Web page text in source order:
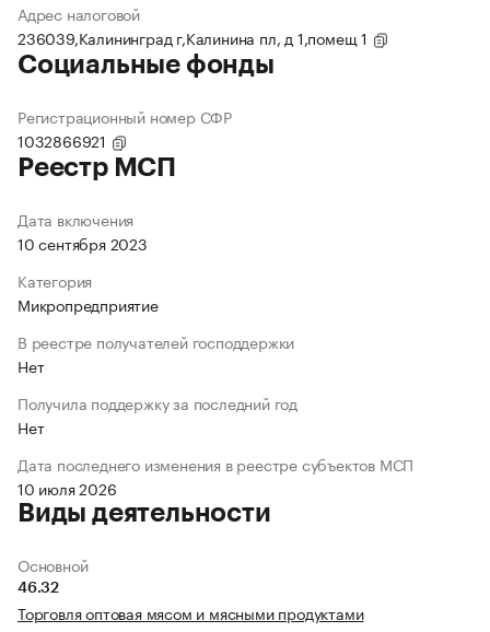
Адрес налоговой
236039,Калининград г,Калинина пл, д 1,помещ 1
Социальные фонды
Регистрационный номер СФР
1032866921
Реестр МСП
Дата включения
10 сентября 2023
Категория
Микропредприятие
В реестре получателей господдержки
Нет
Получила поддержку за последний год
Нет
Дата последнего изменения в реестре субъектов МСП
10 июля 2026
Виды деятельности
Основной
46.32
Торговля оптовая мясом и мясными продуктами